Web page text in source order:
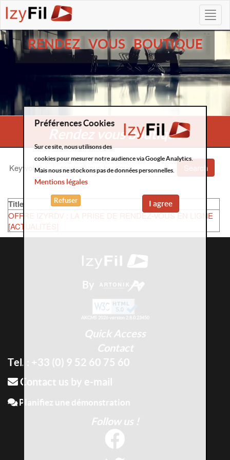
RENDEZ VOUS BOUTIQUE
Rendez vous boutique
Keywords: Search
Title
OFFRE IZYRDV : LA PRISE DE RENDEZ-VOUS EN LIGNE
[ACTUALITÉS]
By
AKCMS 2026 version 2.8.0.23450
Quick Access
Contact
Tel. : +33 (0) 9 52 60 75 60
Contact us by e-mail
Planifiez une démonstration
Follow us !
Préférences Cookies
Sur ce site, nous utilisons des
cookies pour mesurer notre audience via Google Analytics.
Mais nous ne stockons pas de données personnelles.
Mentions légales
I agree
Refuser